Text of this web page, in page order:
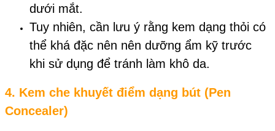
dưới mắt.
Tuy nhiên, cần lưu ý rằng kem dạng thỏi có
thể khá đặc nên nên dưỡng ẩm kỹ trước
khi sử dụng để tránh làm khô da.
4. Kem che khuyết điểm dạng bút (Pen
Concealer)